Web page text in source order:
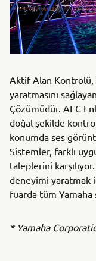
Aktif Alan Kontrolü,
yaratmasını
Çözümüdür. AFC
doğal şekilde
konumda ses
Sistemler, farklı
taleplerini
deneyimi yaratmak
fuarda tüm Yamaha
* Yamaha